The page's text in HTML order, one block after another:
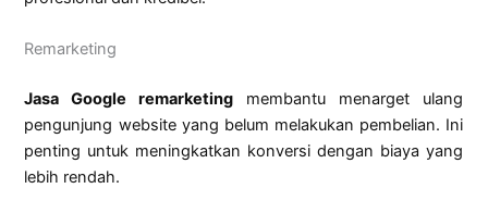
Remarketing
Jasa Google remarketing membantu menarget ulang
pengunjung website yang belum melakukan pembelian. Ini
penting untuk meningkatkan konversi dengan biaya yang
lebih rendah.